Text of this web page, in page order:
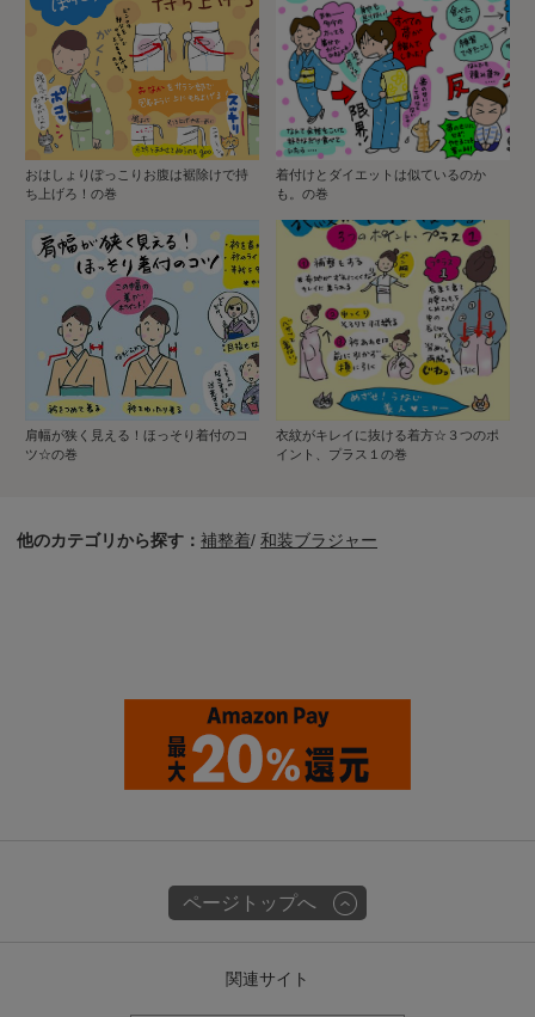
おはしょりぽっこりお腹は裾除けで持
ち上げろ！の巻
着付けとダイエットは似ているのか
も。の巻
肩幅が狭く見える！ほっそり着付のコ
ツ☆の巻
衣紋がキレイに抜ける着方☆３つのポ
イント、プラス１の巻
他のカテゴリから探す： 補整着/ 和装ブラジャー
ページトップへ
関連サイト